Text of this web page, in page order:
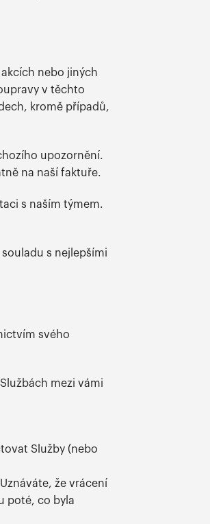
nebo jiných
v těchto
kromě případů,
upozornění.
na naší faktuře.
s naším týmem.
s nejlepšími
svého
mezi vámi
Služby (nebo
že vrácení
poté, co byla